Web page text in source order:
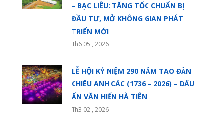
– BẠC LIÊU: TĂNG TỐC CHUẨN BỊ
ĐẦU TƯ, MỞ KHÔNG GIAN PHÁT
TRIỂN MỚI
Th6 05 , 2026
LỄ HỘI KỶ NIỆM 290 NĂM TAO ĐÀN
CHIÊU ANH CÁC (1736 – 2026) – DẤU
ẤN VĂN HIẾN HÀ TIÊN
Th3 02 , 2026